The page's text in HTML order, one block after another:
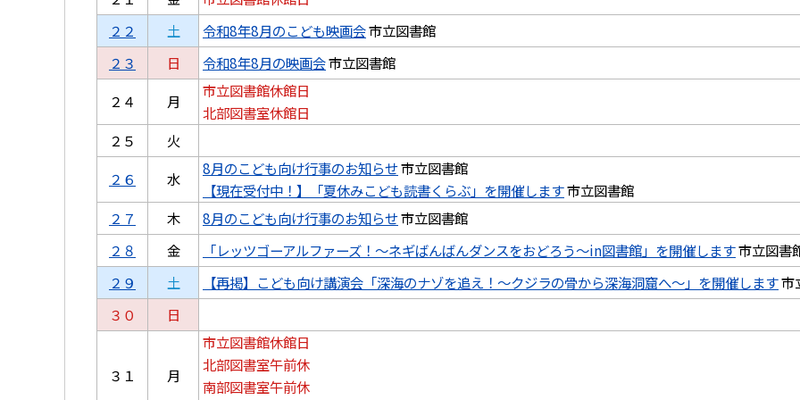
２２
土 令和8年8月のこども映画会市立図書館
２３
日 令和8年8月の映画会市立図書館
２４
月
市立図書館休館日
北部図書室休館日
２５
火
２６
水
8月のこども向け行事のお知らせ市立図書館
【現在受付中！】「夏休みこども読書くらぶ」を開催します市立図書館
２７
木 8月のこども向け行事のお知らせ市立図書館
２８
金 「レッツゴーアルファーズ！～ネギばんばんダンスをおどろう～in図書館」を開催します市立図書
２９
土 【再掲】こども向け講演会「深海のナゾを追え！〜クジラの骨から深海洞窟へ〜」を開催します市
３０
日
３１ 月
市立図書館休館日
北部図書室午前休
南部図書室午前休